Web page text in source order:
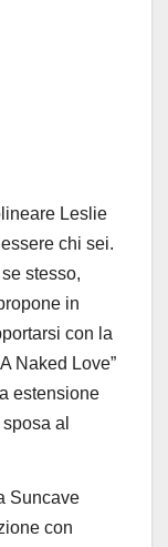
Leslie
chi sei.
stesso,
in
con la
Naked Love”
estensione
al
Suncave
con